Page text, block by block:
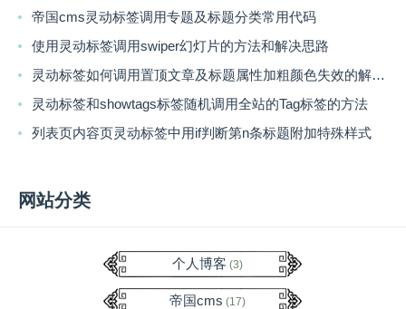
帝国cms灵动标签调用专题及标题分类常用代码
使用灵动标签调用swiper幻灯片的方法和解决思路
灵动标签如何调用置顶文章及标题属性加粗颜色失效的解决方法
灵动标签和showtags标签随机调用全站的Tag标签的方法
列表页内容页灵动标签中用if判断第n条标题附加特殊样式
网站分类
个人博客 (3)
帝国cms (17)